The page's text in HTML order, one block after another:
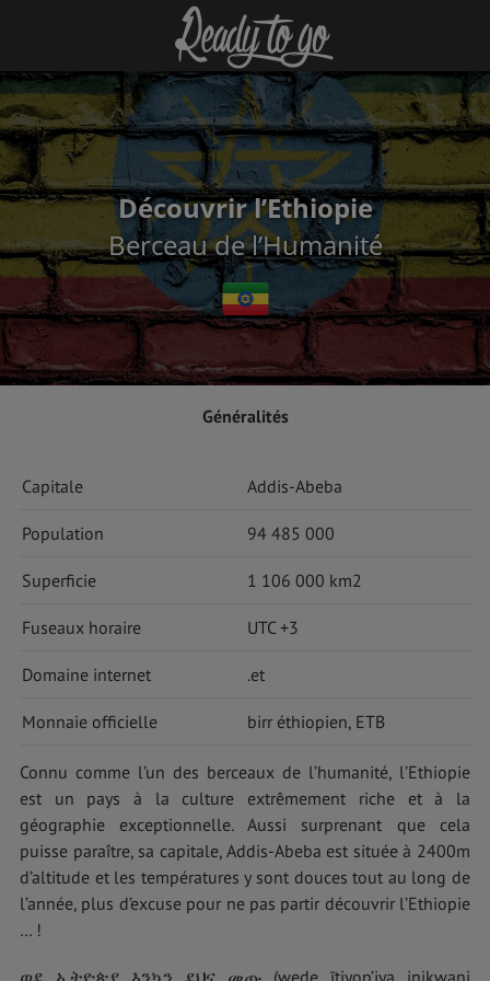
Découvrir l’Ethiopie
Berceau de l’Humanité
Généralités
Capitale Addis-Abeba
Population 94 485 000
Superficie 1 106 000 km2
Fuseaux horaire UTC +3
Domaine internet .et
Monnaie officielle birr éthiopien, ETB
Connu comme l’un des berceaux de l’humanité, l’Ethiopie
est un pays à la culture extrêmement riche et à la
géographie exceptionnelle. Aussi surprenant que cela
puisse paraître, sa capitale, Addis-Abeba est située à 2400m
d’altitude et les températures y sont douces tout au long de
l’année, plus d’excuse pour ne pas partir découvrir l’Ethiopie
… !